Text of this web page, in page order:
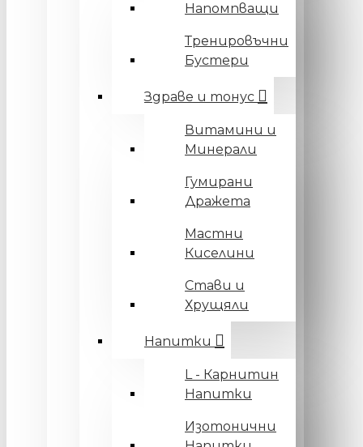
Напомпващи
Тренировъчни
Бустери
Здраве и тонус
Витамини и
Минерали
Гумирани
Дражета
Мастни
Киселини
Стави и
Хрущяли
Напитки
L - Карнитин
Напитки
Изотонични